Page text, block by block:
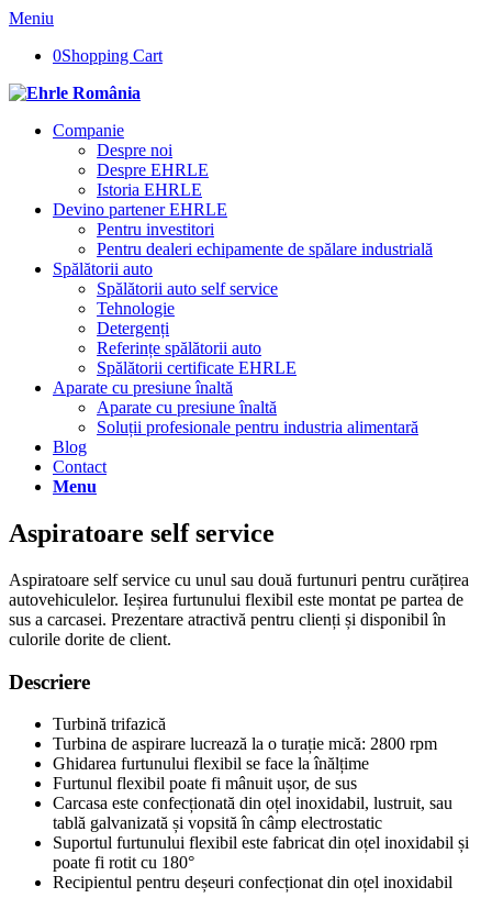
Meniu
0Shopping Cart
Companie
Despre noi
Despre EHRLE
Istoria EHRLE
Devino partener EHRLE
Pentru investitori
Pentru dealeri echipamente de spălare industrială
Spălătorii auto
Spălătorii auto self service
Tehnologie
Detergenți
Referințe spălătorii auto
Spălătorii certificate EHRLE
Aparate cu presiune înaltă
Aparate cu presiune înaltă
Soluții profesionale pentru industria alimentară
Blog
Contact
Menu
Aspiratoare self service
Aspiratoare self service cu unul sau două furtunuri pentru curățirea
autovehiculelor. Ieșirea furtunului flexibil este montat pe partea de
sus a carcasei. Prezentare atractivă pentru clienți și disponibil în
culorile dorite de client.
Descriere
Turbină trifazică
Turbina de aspirare lucrează la o turație mică: 2800 rpm
Ghidarea furtunului flexibil se face la înălțime
Furtunul flexibil poate fi mânuit ușor, de sus
Carcasa este confecționată din oțel inoxidabil, lustruit, sau
tablă galvanizată și vopsită în câmp electrostatic
Suportul furtunului flexibil este fabricat din oțel inoxidabil și
poate fi rotit cu 180°
Recipientul pentru deșeuri confecționat din oțel inoxidabil